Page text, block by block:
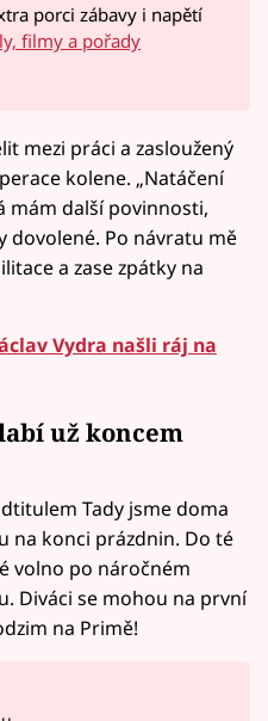
porci zábavy i napětí
filmy a pořady
mezi práci a zasloužený
kolene. „Natáčení
mám další povinnosti,
dovolené. Po návratu mě
a zase zpátky na
Vydra našli ráj na
už koncem
Tady jsme doma
na konci prázdnin. Do té
volno po náročném
Diváci se mohou na první
na Primě!